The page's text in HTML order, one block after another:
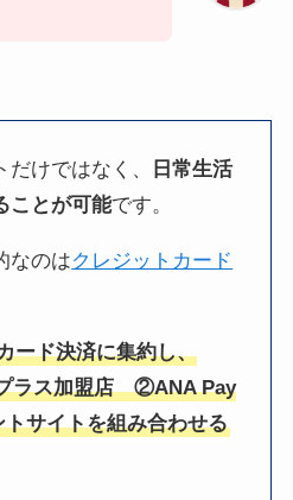
けではなく、
日常生活
ことが可能です。
なのはクレジットカード
ード決済に集約し、
ラス加盟店 ②ANA Pay
サイトを組み合わせる